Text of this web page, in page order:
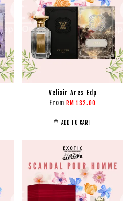
Velixir Ares Edp
From RM 132.00
ADD TO CART